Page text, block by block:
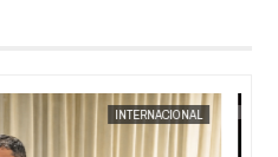
AUG 04,
INTERNACIONAL